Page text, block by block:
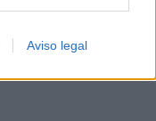
Aviso legal